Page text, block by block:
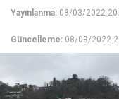
Yayınlanma: 08/03/2022
Güncelleme: 08/03/2022